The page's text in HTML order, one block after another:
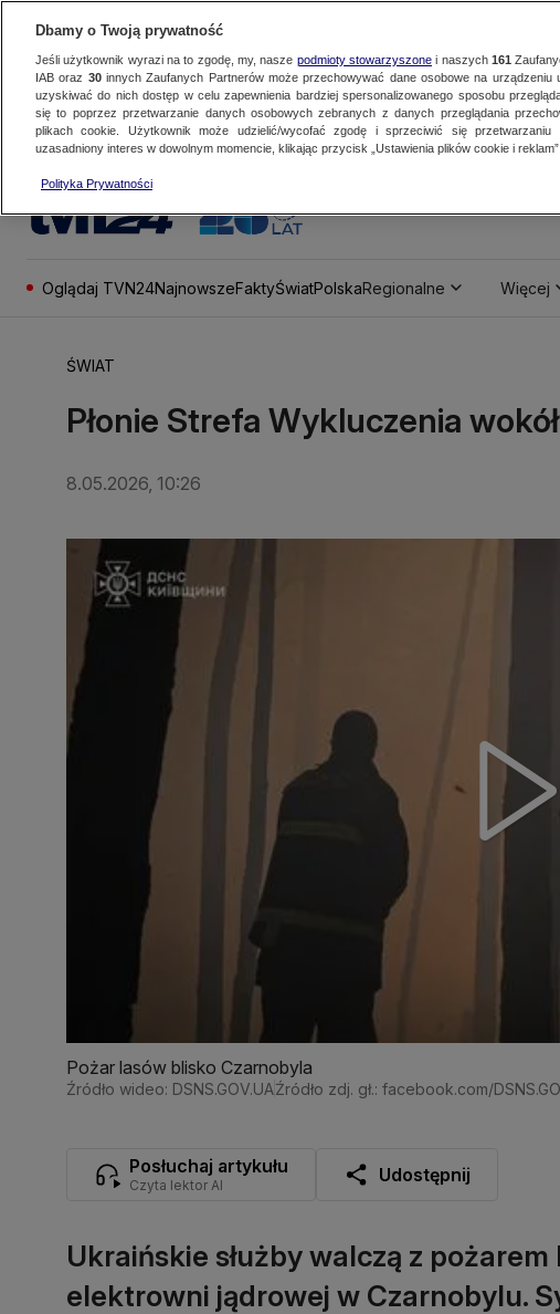
Oglądaj TVN24NajnowszeFaktyŚwiatPolskaRegionalne Więcej
ŚWIAT
Płonie Strefa Wykluczenia
8.05.2026, 10:26
Pożar lasów blisko Czarnobyla
Źródło wideo: DSNS.GOV.UAŹródło zdj. gł.: facebook.com/
Posłuchaj artykułu
Czyta lektor AI Udostępnij
Ukraińskie służby walczą z pożarem
elektrowni jądrowej w Czarnobylu.
Dbamy o Twoją prywatność
Jeśli użytkownik wyrazi na to zgodę, my, nasze podmioty stowarzyszonei naszych 161
IAB oraz 30innych Zaufanych Partnerów może przechowywać dane osobowe na urządzeniu
uzyskiwać do nich dostęp w celu zapewnienia bardziej spersonalizowanego sposobu
się to poprzez przetwarzanie danych osobowych zebranych z danych przeglądania
plikach cookie. Użytkownik może udzielić/wycofać zgodę i sprzeciwić się
uzasadniony interes w dowolnym momencie, klikając przycisk „Ustawienia plików cookie i reklam”.
Polityka Prywatności